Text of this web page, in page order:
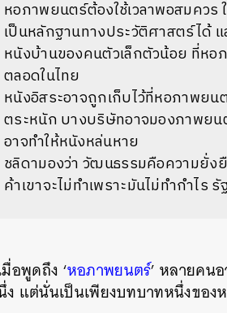
หอภาพยนตร์ต้องใช้เวลาพอสมควร
เป็นหลักฐานทางประวัติศาสตร์ได้
หนังบ้านของคนตัวเล็กตัวน้อย ที่ห
ตลอดในไทย
หนังอิสระอาจถูกเก็บไว้ที่หอภาพยน
ตระหนัก บางบริษัทอาจมองภาพยน
อาจทำให้หนังหล่นหาย
ชลิดามองว่า วัฒนธรรมคือความยั่ง
ค้าเขาจะไม่ทำเพราะมันไม่ทำกำไร
มื่อพูดถึง ‘หอภาพยนตร์’ หลายคน
แต่นั่นเป็นเพียงบทบาทหนึ่งของ